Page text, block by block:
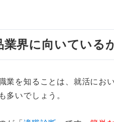
つ！ 化粧品会社の頻出質問4選
りの化粧品とその理由を教えて
品を使ってみた感想を聞かせて
業界に向いている
業を知ることは、就活にお
多いでしょう。